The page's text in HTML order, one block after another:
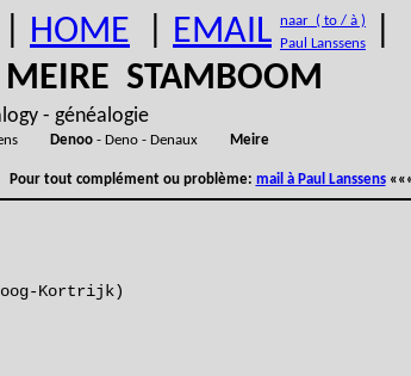
HOME EMAIL naar ( to / à )
Paul Lanssens
MEIRE STAMBOOM
- généalogie
Denoo- Deno - Denaux Meire
tout complément ou problème: mail à Paul Lanssens
Kortrijk)